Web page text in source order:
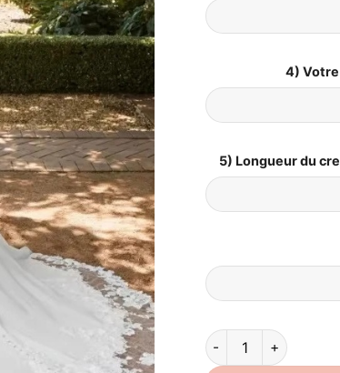
4)
5) Longueur du
quantité de Robe de